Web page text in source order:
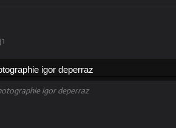
igor deperraz